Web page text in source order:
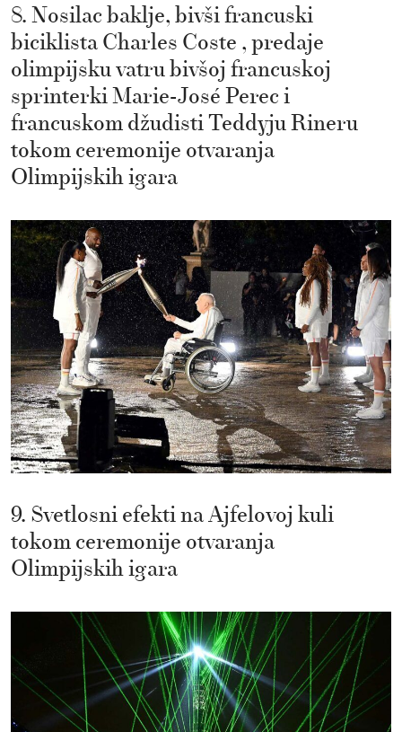
8. Nosilac baklje, bivši francuski
biciklista Charles Coste , predaje
olimpijsku vatru bivšoj francuskoj
sprinterki Marie-José Perec i
francuskom džudisti Teddyju Rineru
tokom ceremonije otvaranja
Olimpijskih igara
9. Svetlosni efekti na Ajfelovoj kuli
tokom ceremonije otvaranja
Olimpijskih igara